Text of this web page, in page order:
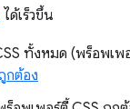
ได้เร็วขึ้น
ทั้งหมด (พร็อพเพ
กต้อง